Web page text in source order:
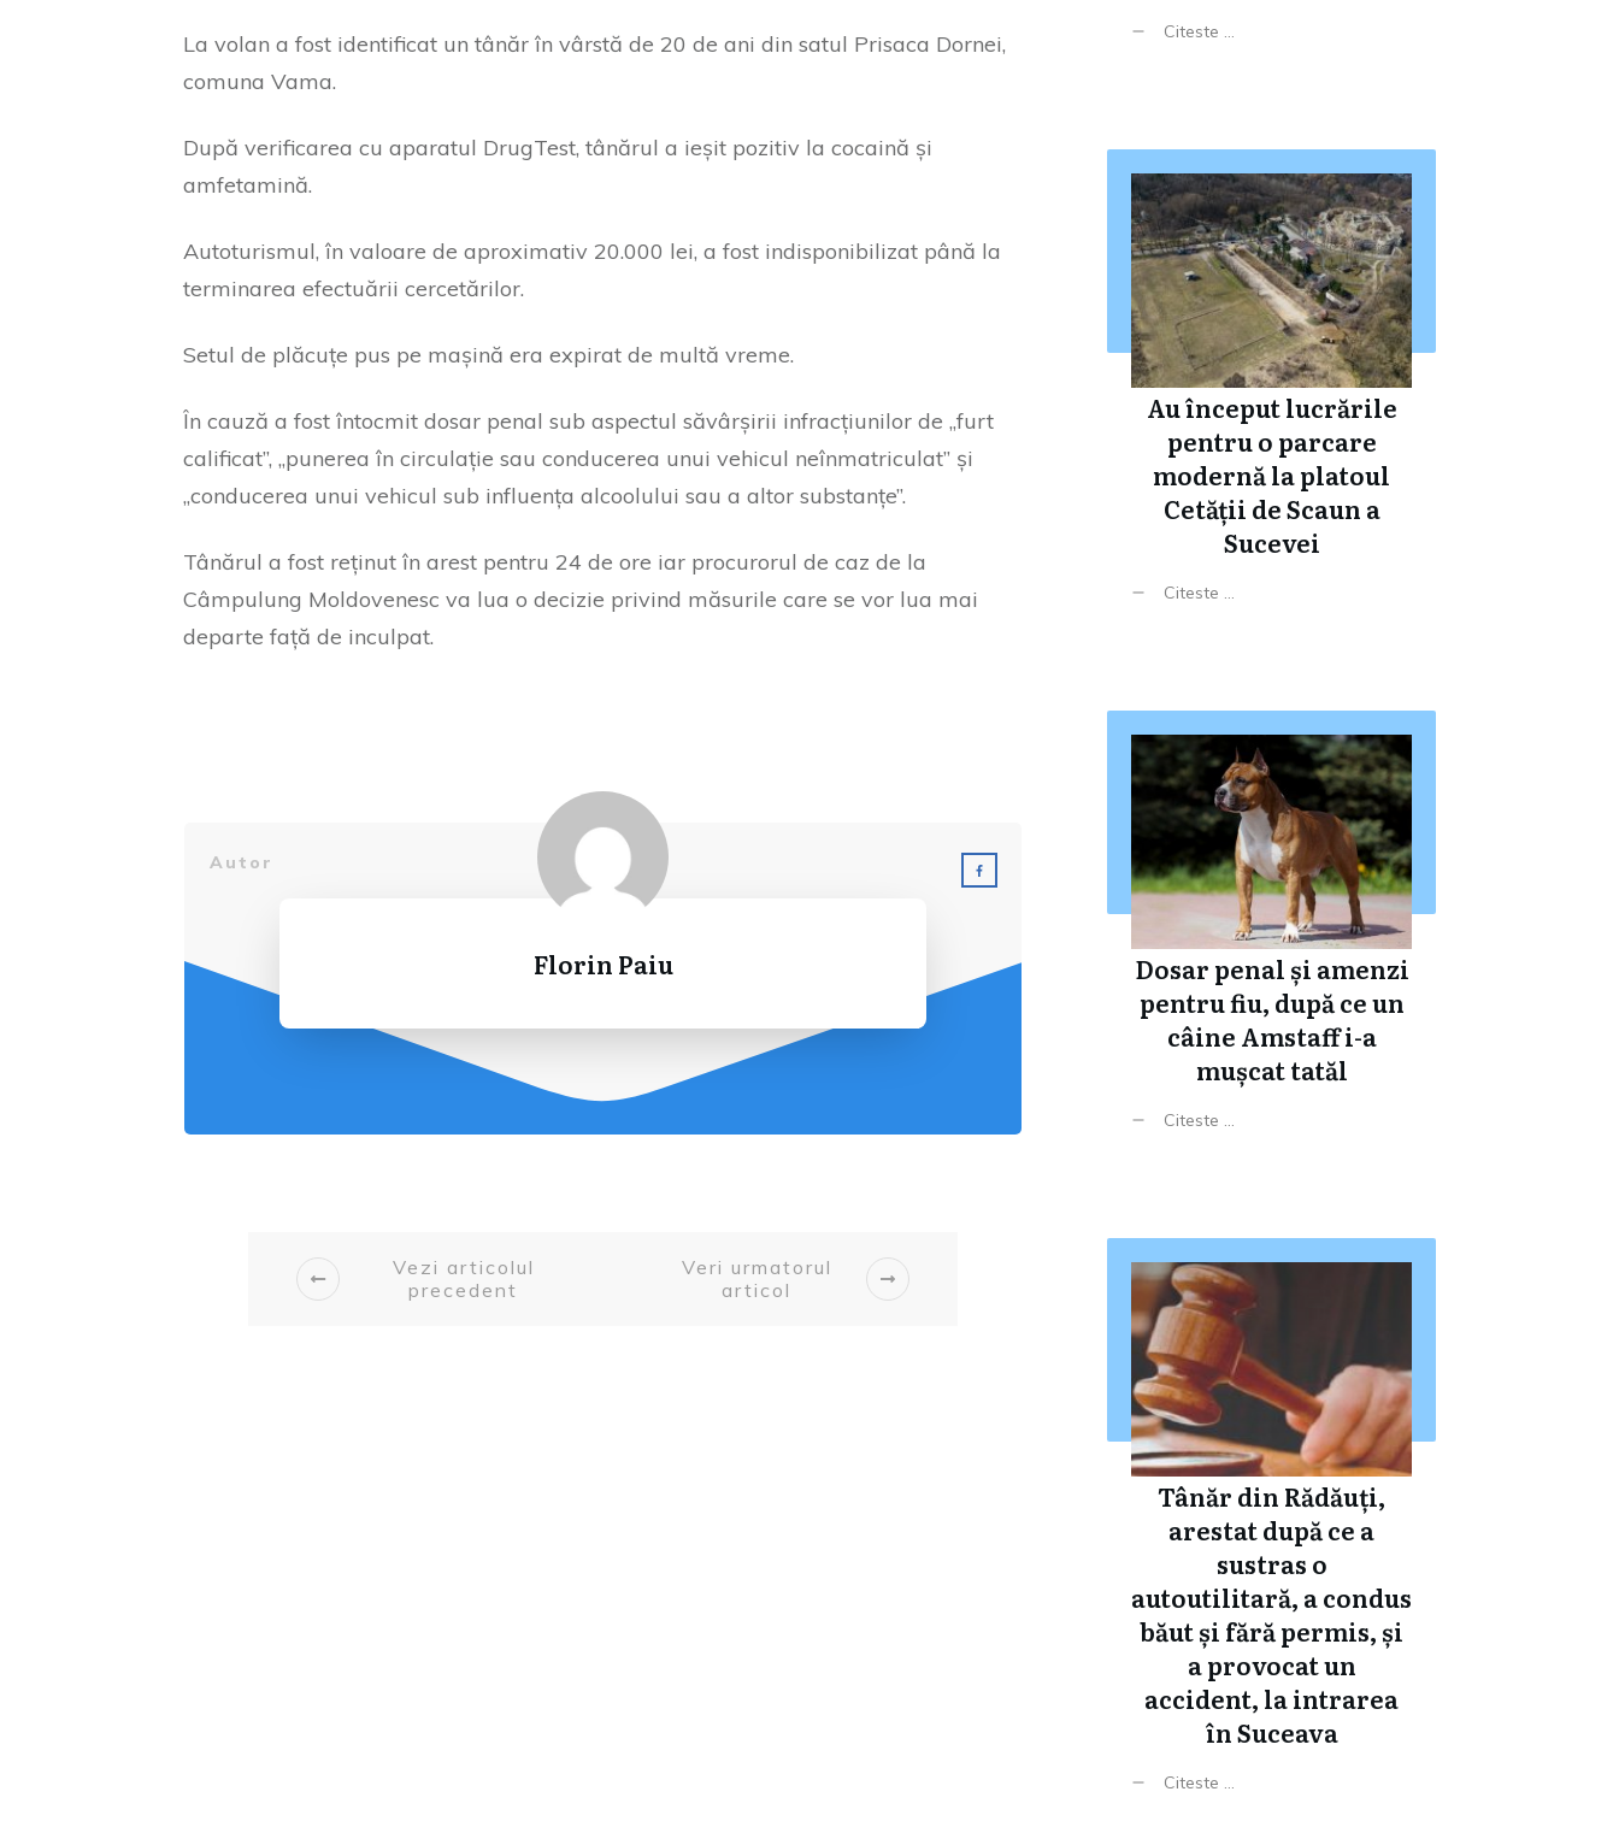
La volan a fost identificat un tânăr în vârstă de 20 de ani din satul Prisaca Dornei,
comuna Vama.
După verificarea cu aparatul DrugTest, tânărul a ieșit pozitiv la cocaină și
amfetamină.
Autoturismul, în valoare de aproximativ 20.000 lei, a fost indisponibilizat până la
terminarea efectuării cercetărilor.
Setul de plăcuțe pus pe mașină era expirat de multă vreme.
În cauză a fost întocmit dosar penal sub aspectul săvârșirii infracțiunilor de „furt
calificat”, „punerea în circulație sau conducerea unui vehicul neînmatriculat” și
„conducerea unui vehicul sub influența alcoolului sau a altor substanțe”.
Tânărul a fost reținut în arest pentru 24 de ore iar procurorul de caz de la
Câmpulung Moldovenesc va lua o decizie privind măsurile care se vor lua mai
departe față de inculpat.
Autor
Florin Paiu
Vezi articolul
precedent
Veri urmatorul
articol
Citeste ...
Au început lucrările
pentru o parcare
modernă la platoul
Cetății de Scaun a
Sucevei
Citeste ...
Dosar penal și amenzi
pentru fiu, după ce un
câine Amstaff i-a
mușcat tatăl
Citeste ...
Tânăr din Rădăuți,
arestat după ce a
sustras o
autoutilitară, a condus
băut și fără permis, și
a provocat un
accident, la intrarea
în Suceava
Citeste ...